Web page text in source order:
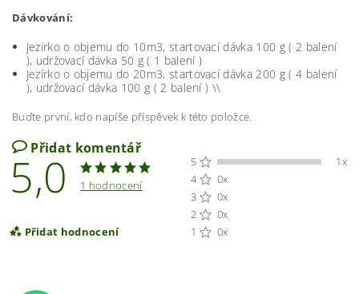
Dávkování:
Jezírko o objemu do 10m3, startovací dávka 100 g ( 2 balení
), udržovací dávka 50 g ( 1 balení )
Jezírko o objemu do 20m3, startovací dávka 200 g ( 4 balení
), udržovací dávka 100 g ( 2 balení ) \\
Buďte první, kdo napíše příspěvek k této položce.
Přidat komentář
5,0 1 hodnocení
Přidat hodnocení
5
1x
4
0x
3
0x
2
0x
1
0x